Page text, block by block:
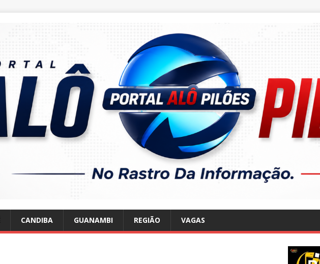
CANDIBA GUANAMBI REGIÃO VAGAS